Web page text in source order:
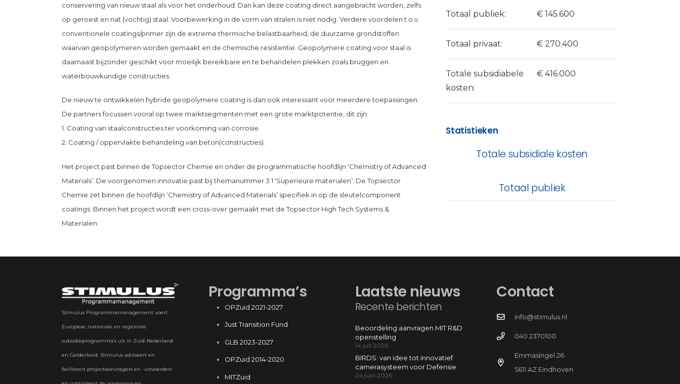
conservering van nieuw staal als voor het onderhoud. Dan kan deze coating direct aangebracht worden, zelfs
op geroest en nat (vochtig) staal. Voorbewerking in de vorm van stralen is niet nodig. Verdere voordelen t.o.v.
conventionele coatings/primer zijn de extreme thermische belastbaarheid, de duurzame grondstoffen
waarvan geopolymeren worden gemaakt en de chemische resistentie. Geopolymere coating voor staal is
daarnaast bijzonder geschikt voor moeilijk bereikbare en te behandelen plekken zoals bruggen en
waterbouwkundige constructies.
De nieuw te ontwikkelen hybride geopolymere coating is dan ook interessant voor meerdere toepassingen.
De partners focussen vooral op twee marktsegmenten met een grote marktpotentie, dit zijn:
1. Coating van staalconstructies ter voorkoming van corrosie.
2. Coating / oppervlakte behandeling van beton(constructies).
Het project past binnen de Topsector Chemie en onder de programmatische hoofdlijn ‘Chemistry of Advanced
Materials’. De voorgenomen innovatie past bij themanummer 3.1 ‘Superieure materialen’. De Topsector
Chemie zet binnen de hoofdlijn ‘Chemistry of Advanced Materials’ specifiek in op de sleutelcomponent
coatings. Binnen het project wordt een cross-over gemaakt met de Topsector High Tech Systems &
Materialen.
Totaal publiek: € 145.600
Totaal privaat: € 270.400
Totale subsidiabele
kosten:
€ 416.000
Statistieken
Totale subsidiale kosten
Totaal publiek
Stimulus Programmamanagement voert
Europese, nationale en regionale
subsidieprogramma’s uit in Zuid-Nederland
en Gelderland. Stimulus adviseert en
faciliteert projectaanvragers en -uitvoerders
Programma’s
OPZuid 2021-2027
Just Transition Fund
GLB 2023-2027
OPZuid 2014-2020
MITZuid
Laatste nieuws
Recente berichten
Beoordeling aanvragen MIT R&D
openstelling
14 juli 2026
BIRDS: van idee tot innovatief
camerasysteem voor Defensie
24 juni 2026
Contact
info@stimulus.nl
040 2370100
Emmasingel 26
5611 AZ Eindhoven